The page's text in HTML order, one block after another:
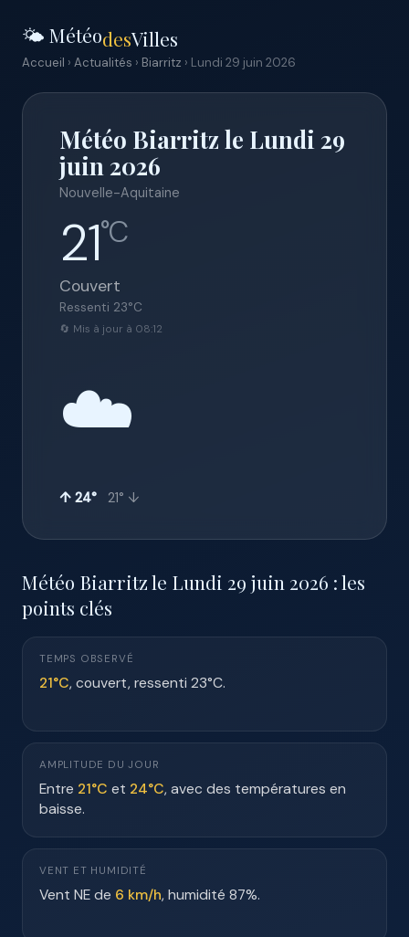
🌤️ MétéodesVilles
Accueil › Actualités › Biarritz › Lundi 29 juin 2026
Météo Biarritz le Lundi 29
juin 2026
Nouvelle-Aquitaine
21°C
Couvert
Ressenti 23°C
🔄 Mis à jour à 08:12
☁️
↑ 24° 21° ↓
Météo Biarritz le Lundi 29 juin 2026 : les
points clés
TEMPS OBSERVÉ
21°C, couvert, ressenti 23°C.
AMPLITUDE DU JOUR
Entre 21°C et 24°C, avec des températures en
baisse.
VENT ET HUMIDITÉ
Vent NE de 6 km/h, humidité 87%.